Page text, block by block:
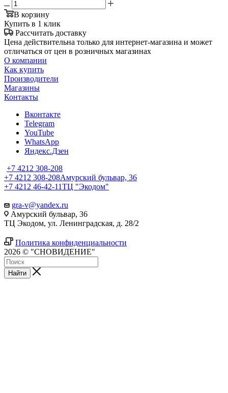
В корзину
Купить в 1 клик
Рассчитать доставку
Цена действительна только для интернет-магазина и может
отличаться от цен в розничных магазинах
О компании
Как купить
Производители
Магазины
Контакты
Вконтакте
Telegram
YouTube
WhatsApp
Яндекс.Дзен
+7 4212 308-208
+7 4212 308-208Амурский бульвар, 36
+7 4212 46-42-11ТЦ "Экодом"
gra-v@yandex.ru
Амурский бульвар, 36
ТЦ Экодом, ул. Ленинградская, д. 28/2
Политика конфиденциальности
2026 © "СНОВИДЕНИЕ"
Найти